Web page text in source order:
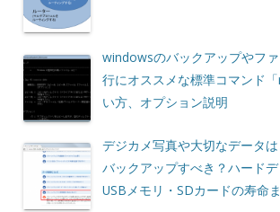
windowsのバックアップやフ
行にオススメな標準コマンド
い方、オプション説明
デジカメ写真や大切なデータ
バックアップすべき？ハード
USBメモリ・SDカードの寿命